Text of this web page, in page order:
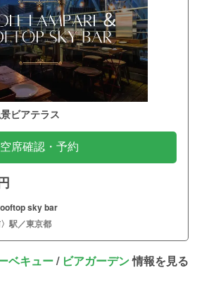
ビアテラス
空席確認・予約
sky bar
駅／東京都
ベキュー/ ビアガーデン情報を見る